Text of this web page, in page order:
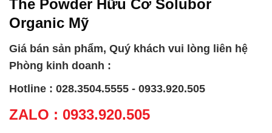
The Powder Hữu Cơ Solubor
Organic Mỹ
Giá bán sản phẩm, Quý khách vui lòng liên hệ
Phòng kinh doanh :
Hotline : 028.3504.5555 - 0933.920.505
ZALO : 0933.920.505